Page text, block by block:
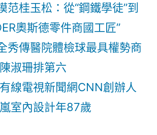
范桂玉松：從“鋼鐵學徒”到
奧斯德零件商國工匠”
秀傳醫院體檢球最具權勢商
淑珊排第六
線電視新聞網CNN創辦人
室內設計年87歲